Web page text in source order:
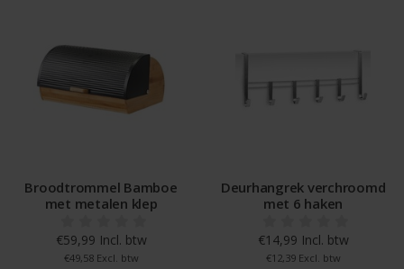
Broodtrommel Bamboe
met metalen klep
€59,99 Incl. btw
€49,58 Excl. btw
Deurhangrek verchroomd
met 6 haken
€14,99 Incl. btw
€12,39 Excl. btw